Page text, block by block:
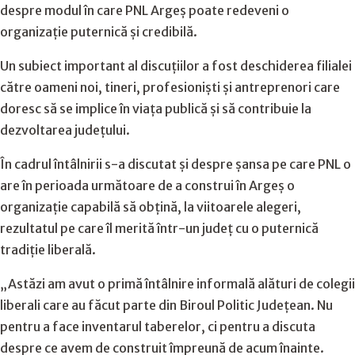
despre modul în care PNL Argeș poate redeveni o
organizație puternică și credibilă.
Un subiect important al discuțiilor a fost deschiderea filialei
către oameni noi, tineri, profesioniști și antreprenori care
doresc să se implice în viața publică și să contribuie la
dezvoltarea județului.
În cadrul întâlnirii s-a discutat și despre șansa pe care PNL o
are în perioada următoare de a construi în Argeș o
organizație capabilă să obțină, la viitoarele alegeri,
rezultatul pe care îl merită într-un județ cu o puternică
tradiție liberală.
„Astăzi am avut o primă întâlnire informală alături de colegii
liberali care au făcut parte din Biroul Politic Județean. Nu
pentru a face inventarul taberelor, ci pentru a discuta
despre ce avem de construit împreună de acum înainte.